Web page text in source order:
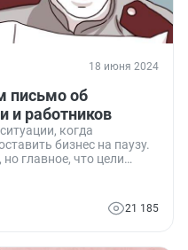
18 июня 2024
письмо об
и работников
когда
бизнес на паузу.
главное, что цели
доходов и несдаче
необходимо составить
наемных
21 185